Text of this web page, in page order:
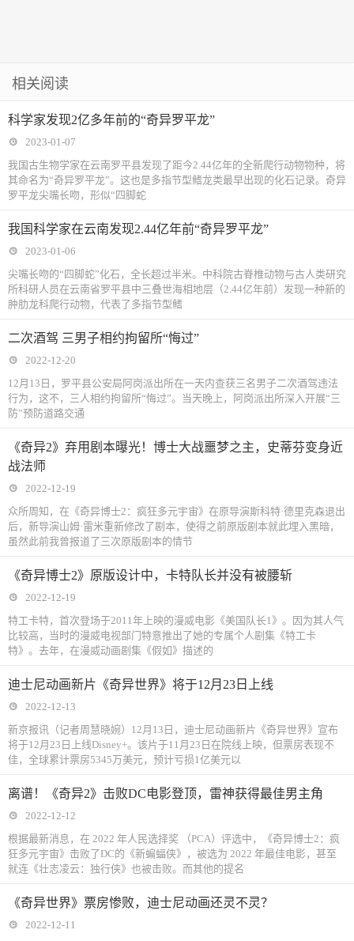
相关阅读
科学家发现2亿多年前的“奇异罗平龙”
2023-01-07
我国古生物学家在云南罗平县发现了距今2.44亿年的全新爬行动物物种，将
其命名为“奇异罗平龙”。这也是多指节型鳍龙类最早出现的化石记录。奇异
罗平龙尖嘴长吻，形似“四脚蛇
我国科学家在云南发现2.44亿年前“奇异罗平龙”
2023-01-06
尖嘴长吻的“四脚蛇”化石，全长超过半米。中科院古脊椎动物与古人类研究
所科研人员在云南省罗平县中三叠世海相地层（2.44亿年前）发现一种新的
肿肋龙科爬行动物，代表了多指节型鳍
二次酒驾 三男子相约拘留所“悔过”
2022-12-20
12月13日，罗平县公安局阿岗派出所在一天内查获三名男子二次酒驾违法
行为，这不，三人相约拘留所“悔过”。当天晚上，阿岗派出所深入开展“三
防”预防道路交通
《奇异2》弃用剧本曝光！博士大战噩梦之主，史蒂芬变身近
战法师
2022-12-19
众所周知，在《奇异博士2：疯狂多元宇宙》在原导演斯科特·德里克森退出
后，新导演山姆·雷米重新修改了剧本，使得之前原版剧本就此埋入黑暗，
虽然此前我曾报道了三次原版剧本的情节
《奇异博士2》原版设计中，卡特队长并没有被腰斩
2022-12-19
特工卡特，首次登场于2011年上映的漫威电影《美国队长1》。因为其人气
比较高，当时的漫威电视部门特意推出了她的专属个人剧集《特工卡
特》。去年，在漫威动画剧集《假如》描述的
迪士尼动画新片《奇异世界》将于12月23日上线
2022-12-13
新京报讯（记者周慧晓婉）12月13日，迪士尼动画新片《奇异世界》宣布
将于12月23日上线Disney+。该片于11月23日在院线上映，但票房表现不
佳，全球累计票房5345万美元，预计亏损1亿美元以
离谱！《奇异2》击败DC电影登顶，雷神获得最佳男主角
2022-12-12
根据最新消息，在 2022 年人民选择奖 （PCA）评选中，《奇异博士2：疯
狂多元宇宙》击败了DC的《新蝙蝠侠》，被选为 2022 年最佳电影，甚至
就连《壮志凌云：独行侠》也被击败。而其他的提名
《奇异世界》票房惨败，迪士尼动画还灵不灵？
2022-12-11